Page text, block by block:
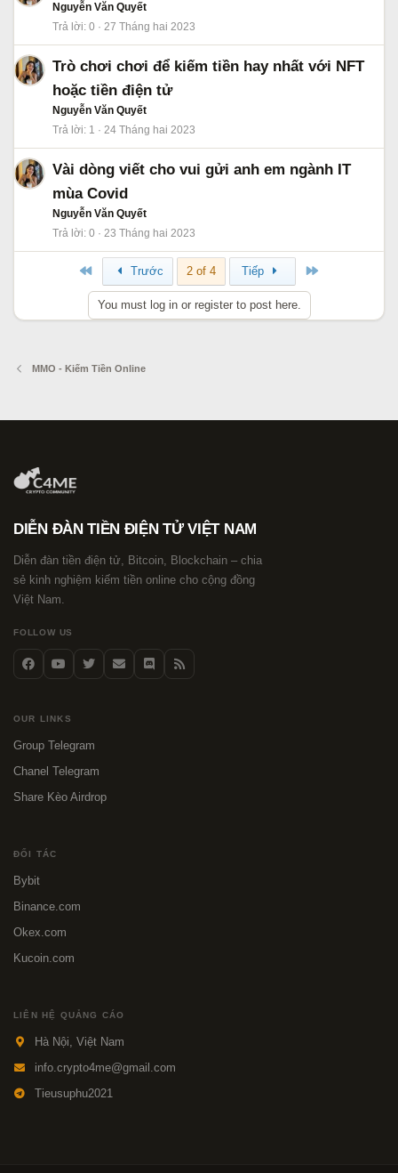
Nguyễn Văn Quyết
Trả lời 0 27 Tháng hai 2023
Trò chơi chơi để kiếm tiền hay nhất với NFT
hoặc tiền điện tử
Nguyễn Văn Quyết
Trả lời 1 24 Tháng hai 2023
Vài dòng viết cho vui gửi anh em ngành IT
mùa Covid
Nguyễn Văn Quyết
Trả lời 0 23 Tháng hai 2023
Trước 2 of 4 Tiếp
You must log in or register to post here.
MMO - Kiếm Tiền Online
DIỄN ĐÀN TIỀN ĐIỆN TỬ VIỆT NAM
Diễn đàn tiền điện tử, Bitcoin, Blockchain – chia
sẻ kinh nghiệm kiếm tiền online cho cộng đồng
Việt Nam.
FOLLOW US
OUR LINKS
Group Telegram
Chanel Telegram
Share Kèo Airdrop
ĐỐI TÁC
Bybit
Binance.com
Okex.com
Kucoin.com
LIÊN HỆ QUẢNG CÁO
Hà Nội, Việt Nam
info.crypto4me@gmail.com
Tieusuphu2021